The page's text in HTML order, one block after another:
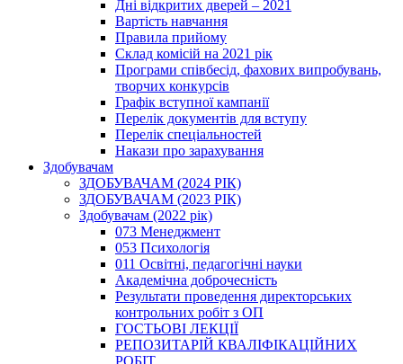
Дні відкритих дверей – 2021
Вартість навчання
Правила прийому
Склад комісій на 2021 рік
Програми співбесід, фахових випробувань,
творчих конкурсів
Графік вступної кампанії
Перелік документів для вступу
Перелік спеціальностей
Накази про зарахування
Здобувачам
ЗДОБУВАЧАМ (2024 РІК)
ЗДОБУВАЧАМ (2023 РІК)
Здобувачам (2022 рік)
073 Менеджмент
053 Психологія
011 Освітні, педагогічні науки
Академічна доброчесність
Результати проведення директорських
контрольних робіт з ОП
ГОСТЬОВІ ЛЕКЦІЇ
РЕПОЗИТАРІЙ КВАЛІФІКАЦІЙНИХ
РОБІТ